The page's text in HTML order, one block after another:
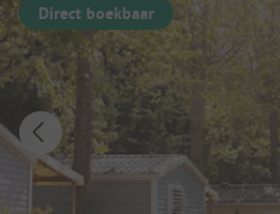
Direct boekbaar